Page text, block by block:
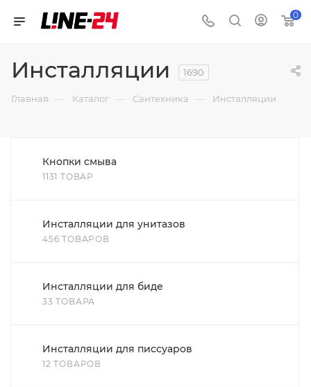
0
Инсталляции 1690
Главная — Каталог — Сантехника — Инсталляции
Кнопки смыва
1131 ТОВАР
Инсталляции для унитазов
456 ТОВАРОВ
Инсталляции для биде
33 ТОВАРА
Инсталляции для писсуаров
12 ТОВАРОВ